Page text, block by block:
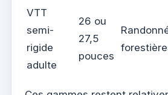
VTT
semi-
rigide
adulte
26 ou
27,5
pouces